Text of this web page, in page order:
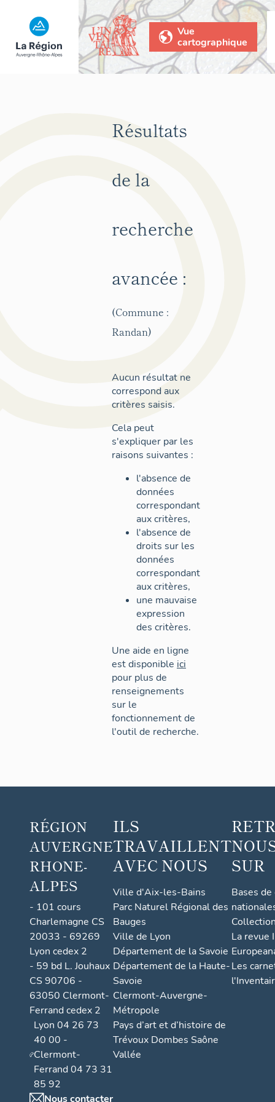
Vue
cartographique
Résultats
de la
recherche
avancée :
(Commune :
Randan)
Aucun résultat ne
correspond aux
critères saisis.
Cela peut
s'expliquer par les
raisons suivantes :
l'absence de
données
correspondant
aux critères,
l'absence de
droits sur les
données
correspondant
aux critères,
une mauvaise
expression
des critères.
Une aide en ligne
est disponible ici
pour plus de
renseignements
sur le
fonctionnement de
l'outil de recherche.
RÉGION
AUVERGNE
RHONE-
ALPES
- 101 cours
Charlemagne CS
20033 - 69269
Lyon cedex 2
- 59 bd L. Jouhaux
CS 90706 -
63050 Clermont-
Ferrand cedex 2
Lyon 04 26 73
40 00 -
Clermont-
Ferrand 04 73 31
85 92
Nous contacter
ILS
TRAVAILLENT
AVEC NOUS
Ville d'Aix-les-Bains
Parc Naturel Régional des
Bauges
Ville de Lyon
Département de la Savoie
Département de la Haute-
Savoie
Clermont-Auvergne-
Métropole
Pays d’art et d’histoire de
Trévoux Dombes Saône
Vallée
SUR
Bases
La revue
Les